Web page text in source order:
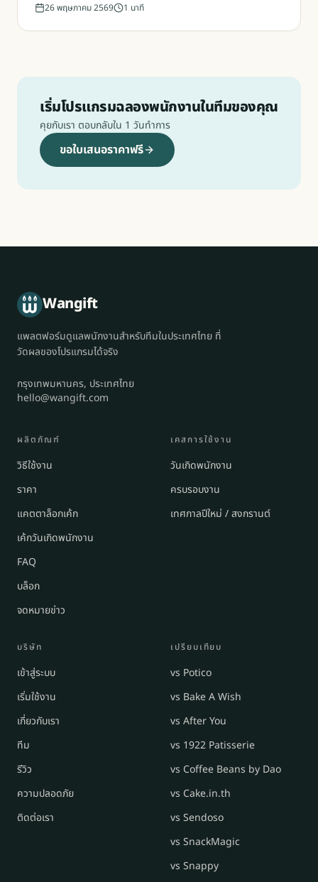
26 พฤษภาคม 2569 1 นาที
เริ่มโปรแกรมฉลองพนักงานในทีมของคุณ
คุยกับเรา ตอบกลับใน 1 วันทำการ
ขอใบเสนอราคาฟรี
Wangift
แพลตฟอร์มดูแลพนักงานสำหรับทีมในประเทศไทย ที่
วัดผลของโปรแกรมได้จริง
กรุงเทพมหานคร, ประเทศไทย
hello@wangift.com
ผลิตภัณฑ์
วิธีใช้งาน
ราคา
แคตตาล็อกเค้ก
เค้กวันเกิดพนักงาน
FAQ
บล็อก
จดหมายข่าว
เคสการใช้งาน
วันเกิดพนักงาน
ครบรอบงาน
เทศกาลปีใหม่ / สงกรานต์
บริษัท
เข้าสู่ระบบ
เริ่มใช้งาน
เกี่ยวกับเรา
ทีม
รีวิว
ความปลอดภัย
ติดต่อเรา
เปรียบเทียบ
vs Potico
vs Bake A Wish
vs After You
vs 1922 Patisserie
vs Coffee Beans by Dao
vs Cake.in.th
vs Sendoso
vs SnackMagic
vs Snappy